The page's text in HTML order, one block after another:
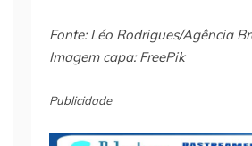
Fonte: Léo Rodrigues/Agência
Imagem capa: FreePik
Publicidade